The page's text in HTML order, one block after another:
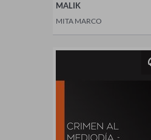
MALIK
MITA MARCO